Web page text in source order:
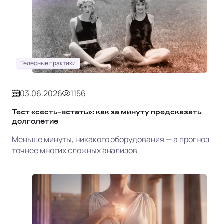
Телесные практики
03.06.2026 1156
Тест «сесть-встать»: как за минуту предсказать
долголетие
Меньше минуты, никакого оборудования — а прогноз
точнее многих сложных анализов